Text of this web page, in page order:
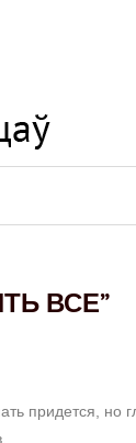
ВСЕ”
придется, но